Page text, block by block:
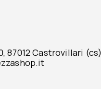
87012 Castrovillari (cs)